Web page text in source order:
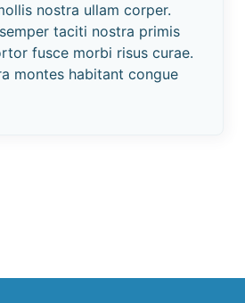
nostra ullam corper.
taciti nostra primis
fusce morbi risus curae.
montes habitant congue